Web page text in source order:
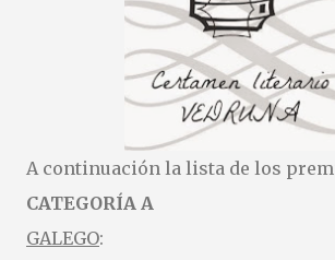
A continuación la lista de los
CATEGORÍA A
GALEGO: